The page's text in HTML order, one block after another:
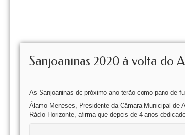
Sanjoaninas 2020 à volta do
As Sanjoaninas do próximo ano terão como pano de
Álamo Meneses, Presidente da Câmara Municipal de
Rádio Horizonte, afirma que depois de 4 anos